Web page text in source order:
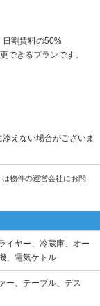
日割賃料の50%
できるプランです。
えない場合がございま
物件の運営会社にお問
イヤー、冷蔵庫、オー
、電気ケトル
ー、テーブル、デス